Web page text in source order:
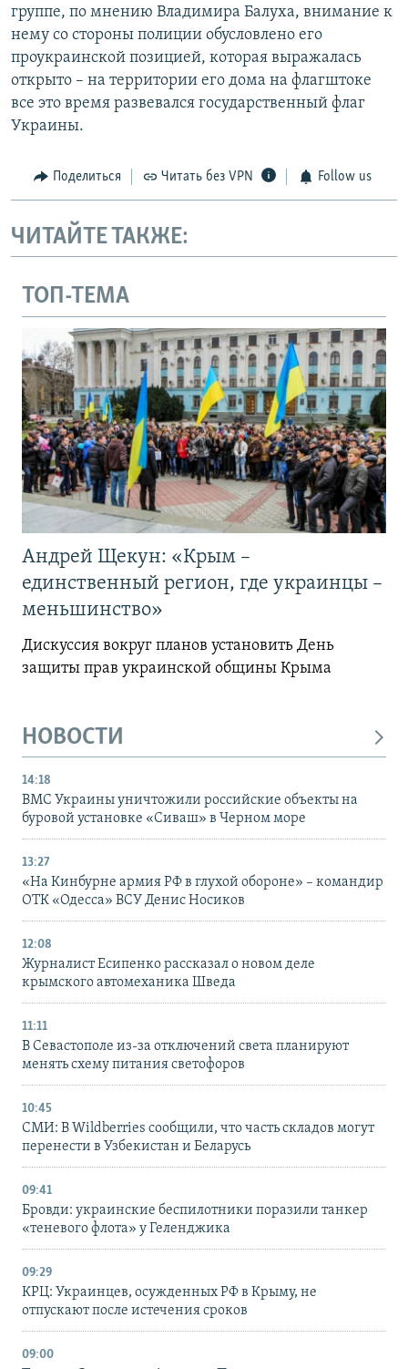
группе, по мнению Владимира Балуха, внимание к
нему со стороны полиции обусловлено его
проукраинской позицией, которая выражалась
открыто – на территории его дома на флагштоке
все это время развевался государственный флаг
Украины.
Поделиться Читать без VPN Follow us
ЧИТАЙТЕ ТАКЖЕ:
ТОП-ТЕМА
Андрей Щекун: «Крым –
единственный регион, где украинцы –
меньшинство»
Дискуссия вокруг планов установить День
защиты прав украинской общины Крыма
НОВОСТИ
14:18
ВМС Украины уничтожили российские объекты на
буровой установке «Сиваш» в Черном море
13:27
«На Кинбурне армия РФ в глухой обороне» – командир
ОТК «Одесса» ВСУ Денис Носиков
12:08
Журналист Есипенко рассказал о новом деле
крымского автомеханика Шведа
11:11
В Севастополе из-за отключений света планируют
менять схему питания светофоров
10:45
СМИ: В Wildberries сообщили, что часть складов могут
перенести в Узбекистан и Беларусь
09:41
Бровди: украинские беспилотники поразили танкер
«теневого флота» у Геленджика
09:29
КРЦ: Украинцев, осужденных РФ в Крыму, не
отпускают после истечения сроков
09:00